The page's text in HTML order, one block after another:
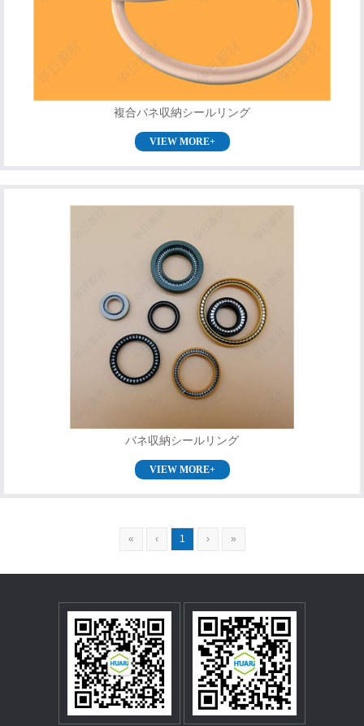
複合バネ収納シールリング
VIEW MORE+
バネ収納シールリング
VIEW MORE+
« ‹ 1 › »